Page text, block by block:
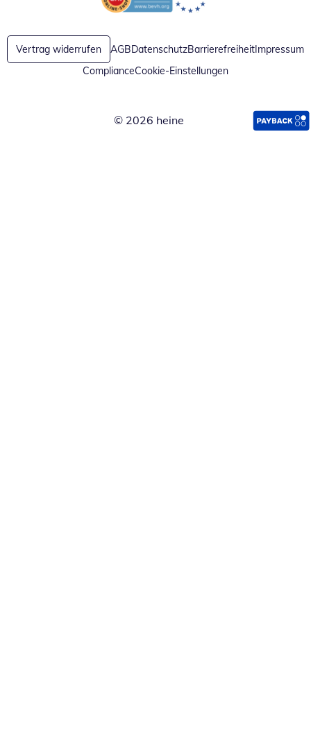
Öffnet in neuem FensterÖffnet in neuem Fenster
Vertrag widerrufen AGBDatenschutzBarrierefreiheitImpressum
ComplianceCookie-Einstellungen
© 2026 heine